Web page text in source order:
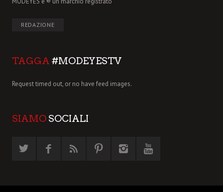
REDAZIONE
TAGGA #MODEYESTV
Request timed out, or no have feed images.
SIAMO SOCIALI